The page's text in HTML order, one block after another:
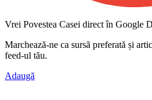
Vrei Povestea Casei direct în Google
Marchează-ne ca sursă preferată și
feed-ul tău.
Adaugă